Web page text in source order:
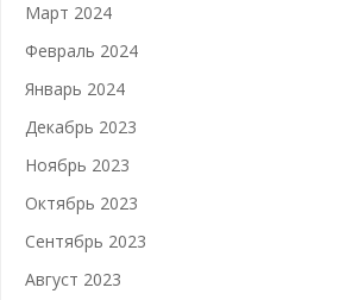
Март 2024
Февраль 2024
Январь 2024
Декабрь 2023
Ноябрь 2023
Октябрь 2023
Сентябрь 2023
Август 2023